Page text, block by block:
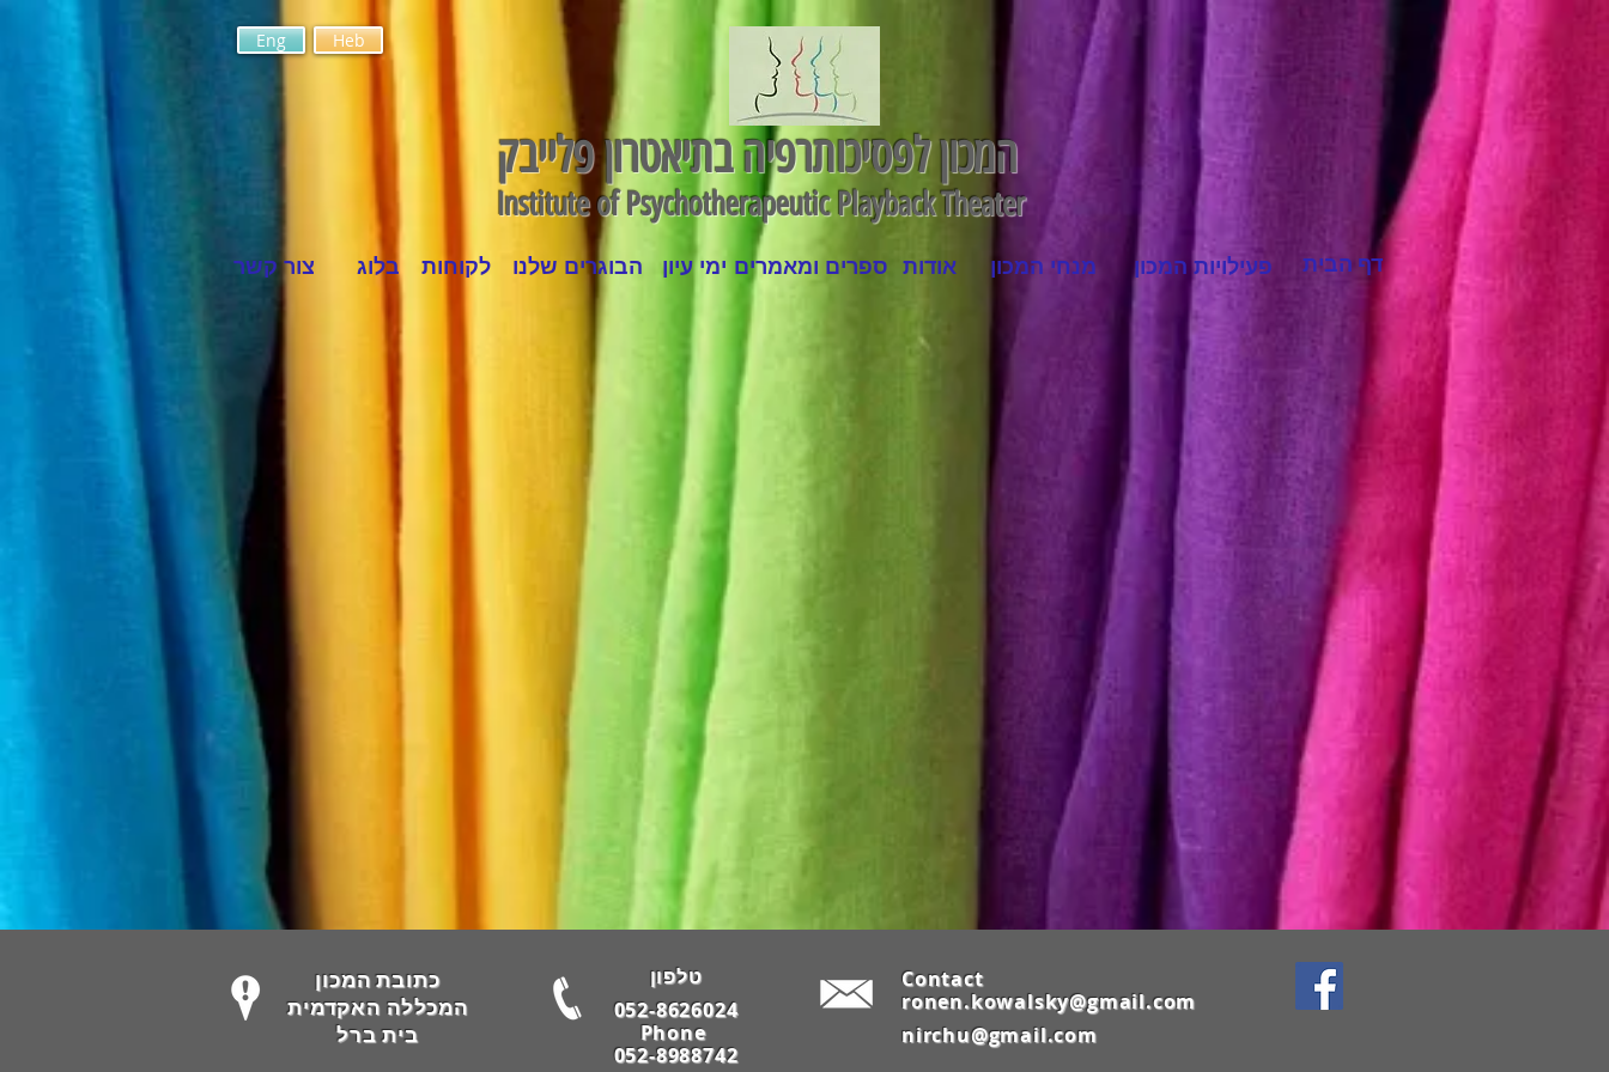
Eng Heb
המכון לפסיכותרפיה בתיאטרון פלייבק
Institute of Psychotherapeutic Playback Theater
צור קשר בלוג לקוחות הבוגרים שלנו ימי עיון ספרים ומאמרים אודות מנחי המכון פעילויות המכון דף הבית
כתובת המכון
המכללה האקדמית
בית ברל
טלפון
052-8626024
Phone
052-8988742
Contact
ronen.kowalsky@gmail.com
nirchu@gmail.com